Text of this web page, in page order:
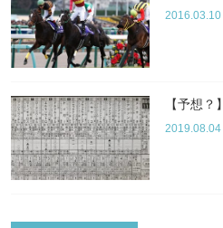
2016.03.10
【予想
2019.08.04